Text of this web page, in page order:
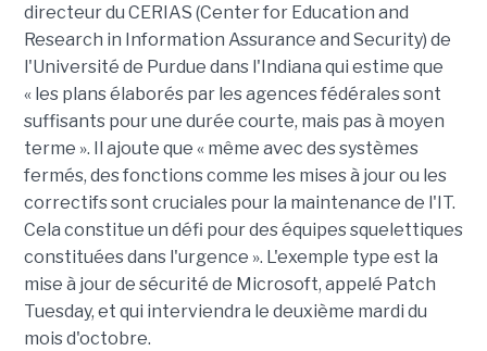
directeur du CERIAS (Center for Education and
Research in Information Assurance and Security) de
l'Université de Purdue dans l'Indiana qui estime que
« les plans élaborés par les agences fédérales sont
suffisants pour une durée courte, mais pas à moyen
terme ». Il ajoute que « même avec des systèmes
fermés, des fonctions comme les mises à jour ou les
correctifs sont cruciales pour la maintenance de l'IT.
Cela constitue un défi pour des équipes squelettiques
constituées dans l'urgence ». L'exemple type est la
mise à jour de sécurité de Microsoft, appelé Patch
Tuesday, et qui interviendra le deuxième mardi du
mois d'octobre.